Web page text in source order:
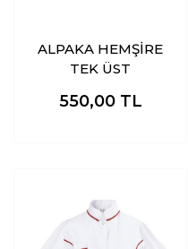
ALPAKA HEMŞİRE
TEK ÜST
550,00 TL